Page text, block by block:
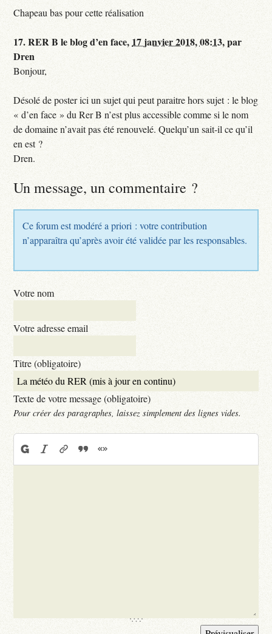
Chapeau bas pour cette réalisation
17.RER B le blog d’en face, 17 janvier 2018, 08:13,par
Dren
Bonjour,
Désolé de poster ici un sujet qui peut paraitre hors sujet : le blog
« d’en face » du Rer B n’est plus accessible comme si le nom
de domaine n’avait pas été renouvelé. Quelqu’un sait-il ce qu’il
en est ?
Dren.
Un message, un commentaire ?
Ce forum est modéré a priori : votre contribution
n’apparaîtra qu’après avoir été validée par les responsables.
Votre nom
Votre adresse email
Titre (obligatoire)
Texte de votre message (obligatoire)
Pour créer des paragraphes, laissez simplement des lignes vides.